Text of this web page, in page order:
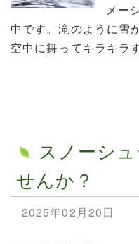
メー
中です。滝のように雪
空中に舞ってキラキラ
スノーシ
せんか？
2025年02月20日